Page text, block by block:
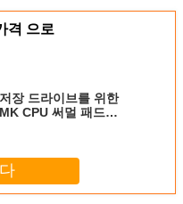
격 으로
장 드라이브를 위한
CPU 써멀 패드